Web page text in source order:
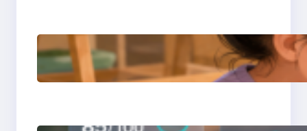
การสอนเขียนโปรแกรม
(Coding) สำหรับเด็กเล็ก